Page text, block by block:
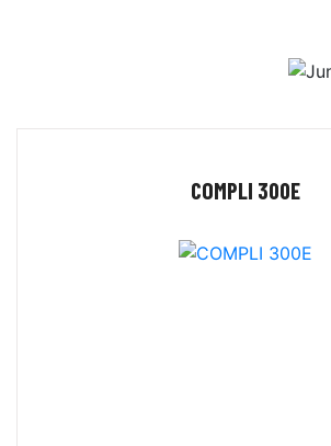
COMPLI 300E